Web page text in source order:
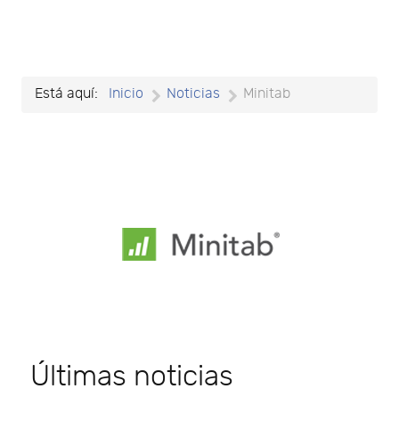
Está aquí: Inicio Noticias Minitab
Últimas noticias